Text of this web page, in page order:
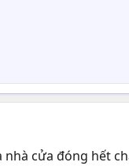
cửa đóng hết